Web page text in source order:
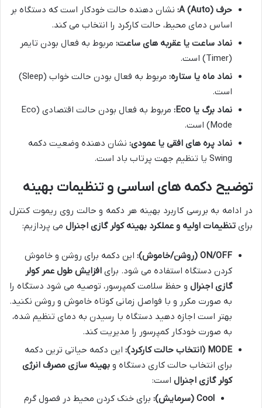
حرف A (Auto):
نشان دهنده حالت خودکار است که دستگاه بر
اساس دمای محیط، حالت کارکرد را انتخاب می کند.
نماد ساعت یا عقربه های ساعت: مربوط به فعال بودن تایمر
(Timer) است.
نماد ماه یا ستاره:
مربوط به فعال بودن حالت خواب (Sleep)
است.
نماد برگ یا Eco:
مربوط به فعال بودن حالت اقتصادی (Eco
Mode) است.
نماد پره های افقی یا عمودی: نشان دهنده وضعیت دکمه
Swing یا تنظیم جهت پرتاب باد است.
توضیح دکمه های اساسی و تنظیمات بهینه
در ادامه به بررسی کاربرد بهینه هر دکمه و حالت روی ریموت کنترل
برای تنظیمات اولیه و عملکرد بهینه کولر گازی اجنرال می پردازیم:
ON/OFF (روشن/خاموش):
این دکمه برای روشن و خاموش
کردن دستگاه استفاده می شود. برای افزایش طول عمر کولر
گازی اجنرال و حفظ سلامت کمپرسور، توصیه می شود دستگاه را
به صورت مکرر و با فواصل زمانی کوتاه خاموش و روشن نکنید.
بهتر است اجازه دهید دستگاه با رسیدن به دمای تنظیم شده،
به صورت خودکار کمپرسور را مدیریت کند.
MODE (انتخاب حالت کارکرد):
این دکمه حیاتی ترین دکمه
برای انتخاب حالت کاری دستگاه و بهینه سازی مصرف انرژی
کولر گازی اجنرال است:
Cool (سرمایش):
برای خنک کردن محیط در فصول گرم